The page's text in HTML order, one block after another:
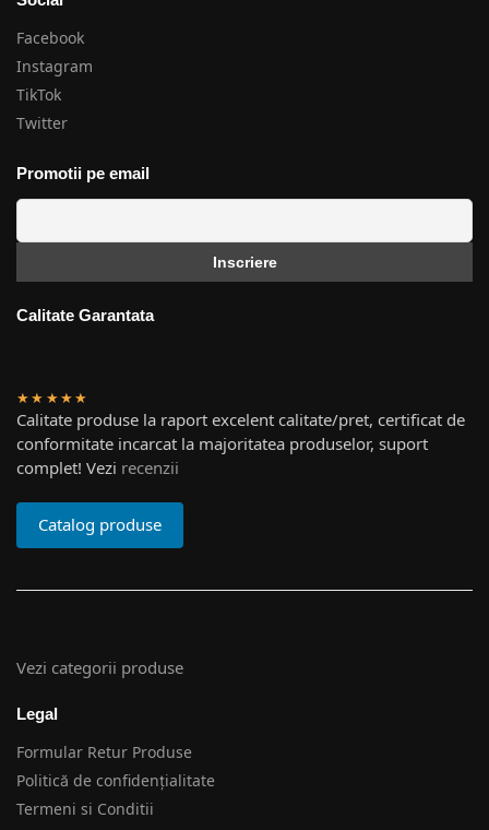
Facebook
Instagram
TikTok
Twitter
Promotii pe email
Calitate Garantata
★★★★★
Calitate produse la raport excelent calitate/pret, certificat de
conformitate incarcat la majoritatea produselor, suport
complet! Vezi recenzii
Catalog produse
Vezi categorii produse
Legal
Formular Retur Produse
Politică de confidențialitate
Termeni si Conditii